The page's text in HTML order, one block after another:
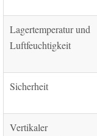
Lagertemperatur und
Luftfeuchtigkeit
Sicherheit
Vertikaler